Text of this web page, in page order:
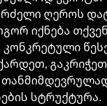
ღეროს
იქნება
, გაკრიჭეთ
სტრუქტურა.